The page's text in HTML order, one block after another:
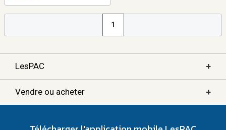
1
LesPAC +
Vendre ou acheter +